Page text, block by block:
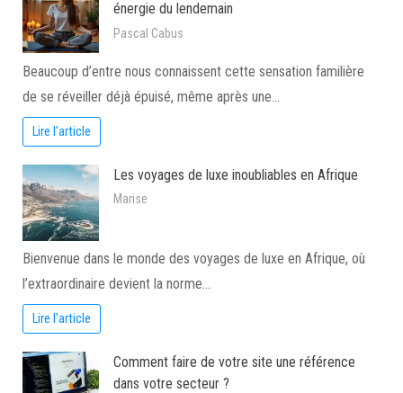
énergie du lendemain
Pascal Cabus
Beaucoup d’entre nous connaissent cette sensation familière
de se réveiller déjà épuisé, même après une…
Lire l'article
Les voyages de luxe inoubliables en Afrique
Marise
Bienvenue dans le monde des voyages de luxe en Afrique, où
l’extraordinaire devient la norme…
Lire l'article
Comment faire de votre site une référence
dans votre secteur ?